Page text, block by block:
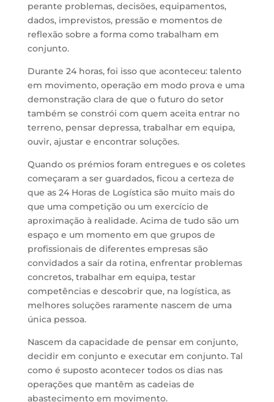
perante problemas, decisões, equipamentos,
dados, imprevistos, pressão e momentos de
reflexão sobre a forma como trabalham em
conjunto.
Durante 24 horas, foi isso que aconteceu: talento
em movimento, operação em modo prova e uma
demonstração clara de que o futuro do setor
também se constrói com quem aceita entrar no
terreno, pensar depressa, trabalhar em equipa,
ouvir, ajustar e encontrar soluções.
Quando os prémios foram entregues e os coletes
começaram a ser guardados, ficou a certeza de
que as 24 Horas de Logística são muito mais do
que uma competição ou um exercício de
aproximação à realidade. Acima de tudo são um
espaço e um momento em que grupos de
profissionais de diferentes empresas são
convidados a sair da rotina, enfrentar problemas
concretos, trabalhar em equipa, testar
competências e descobrir que, na logística, as
melhores soluções raramente nascem de uma
única pessoa.
Nascem da capacidade de pensar em conjunto,
decidir em conjunto e executar em conjunto. Tal
como é suposto acontecer todos os dias nas
operações que mantêm as cadeias de
abastecimento em movimento.